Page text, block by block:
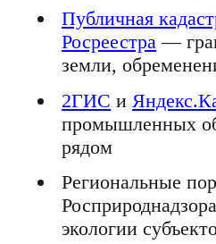
Публичная
Росреестра —
земли,
2ГИС и
промышленных
рядом
Региональные
экологии